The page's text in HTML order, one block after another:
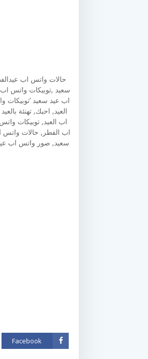
حالات واتس اب
سعيد ,توبيكات واتس
اب عيد سعيد ’توبيكات
العيد, احبك, تهنئة
اب العيد, توبيكات
اب الفطر, حالات واتس
سعيد, صور واتس اب
Facebook